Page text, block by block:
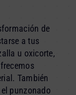
de
a tus
u oxicorte,
También
punzonado